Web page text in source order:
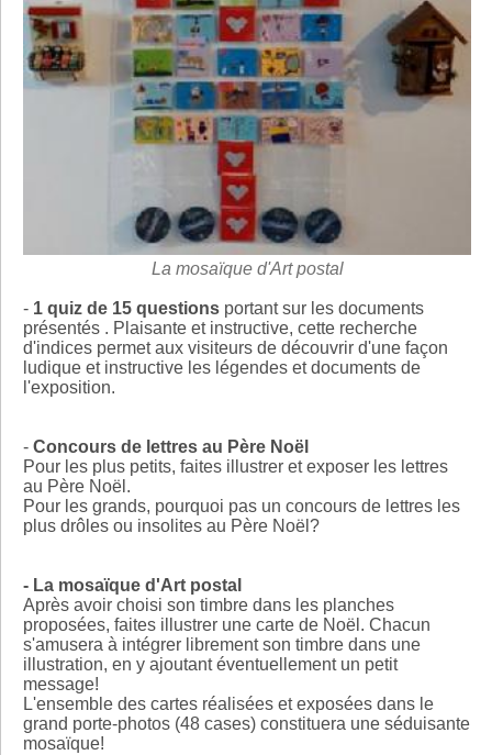
La mosaïque d'Art postal
- 1 quiz de 15 questions portant sur les documents
présentés . Plaisante et instructive, cette recherche
d'indices permet aux visiteurs de découvrir d'une façon
ludique et instructive les légendes et documents de
l'exposition.
- Concours de lettres au Père Noël
Pour les plus petits, faites illustrer et exposer les lettres
au Père Noël.
Pour les grands, pourquoi pas un concours de lettres les
plus drôles ou insolites au Père Noël?
- La mosaïque d'Art postal
Après avoir choisi son timbre dans les planches
proposées, faites illustrer une carte de Noël. Chacun
s'amusera à intégrer librement son timbre dans une
illustration, en y ajoutant éventuellement un petit
message!
L'ensemble des cartes réalisées et exposées dans le
grand porte-photos (48 cases) constituera une séduisante
mosaïque!